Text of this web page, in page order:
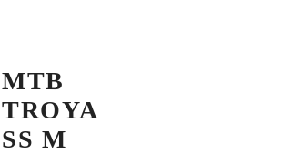
MTB
TROYA
SS M